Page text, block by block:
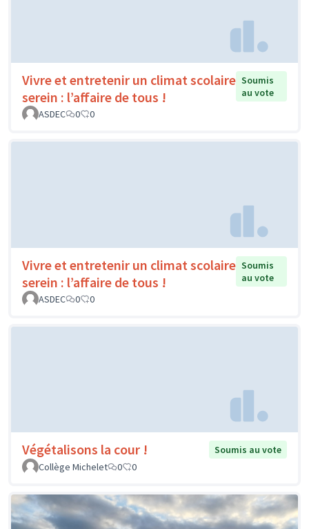
Vivre et entretenir un climat scolaire
serein : l’affaire de tous !
Soumis
au vote
ASDEC
0 0
Vivre et entretenir un climat scolaire
serein : l’affaire de tous !
Soumis
au vote
ASDEC
0 0
Végétalisons la cour !
Soumis au vote
Collège Michelet
0 0